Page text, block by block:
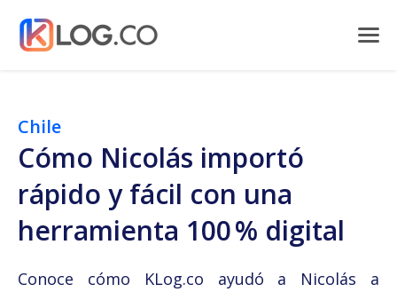
Chile
Cómo Nicolás importó
rápido y fácil con una
herramienta 100 % digital
Conoce cómo KLog.co ayudó a Nicolás a